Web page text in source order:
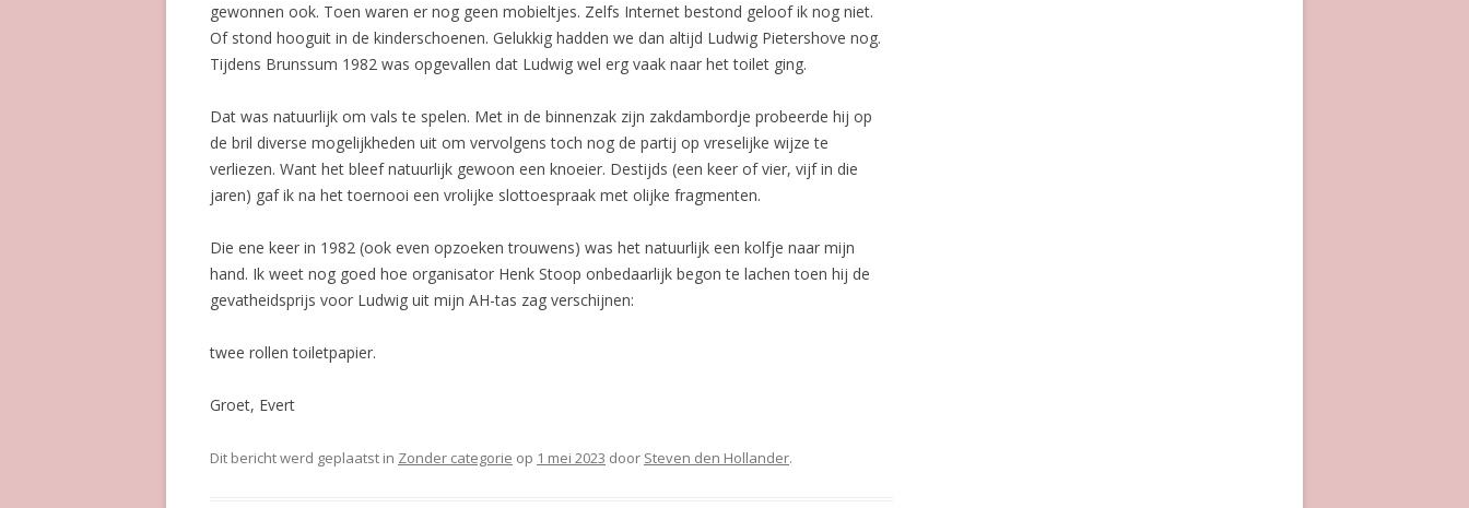
gewonnen ook. Toen waren er nog geen mobieltjes. Zelfs Internet bestond geloof ik nog niet.
Of stond hooguit in de kinderschoenen. Gelukkig hadden we dan altijd Ludwig Pietershove nog.
Tijdens Brunssum 1982 was opgevallen dat Ludwig wel erg vaak naar het toilet ging.
Dat was natuurlijk om vals te spelen. Met in de binnenzak zijn zakdambordje probeerde hij op
de bril diverse mogelijkheden uit om vervolgens toch nog de partij op vreselijke wijze te
verliezen. Want het bleef natuurlijk gewoon een knoeier. Destijds (een keer of vier, vijf in die
jaren) gaf ik na het toernooi een vrolijke slottoespraak met olijke fragmenten.
Die ene keer in 1982 (ook even opzoeken trouwens) was het natuurlijk een kolfje naar mijn
hand. Ik weet nog goed hoe organisator Henk Stoop onbedaarlijk begon te lachen toen hij de
gevatheidsprijs voor Ludwig uit mijn AH-tas zag verschijnen:
twee rollen toiletpapier.
Groet, Evert
Dit bericht werd geplaatst in Zonder categorie op 1 mei 2023 door Steven den Hollander.